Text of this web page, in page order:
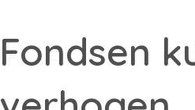
Fondsen